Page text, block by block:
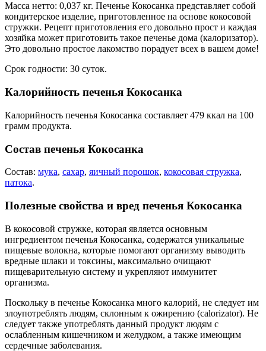
Масса нетто: 0,037 кг. Печенье Кокосанка представляет собой
кондитерское изделие, приготовленное на основе кокосовой
стружки. Рецепт приготовления его довольно прост и каждая
хозяйка может приготовить такое печенье дома (калоризатор).
Это довольно простое лакомство порадует всех в вашем доме!
Срок годности: 30 суток.
Калорийность печенья Кокосанка
Калорийность печенья Кокосанка составляет 479 ккал на 100
грамм продукта.
Состав печенья Кокосанка
Состав: мука, сахар, яичный порошок, кокосовая стружка,
патока.
Полезные свойства и вред печенья Кокосанка
В кокосовой стружке, которая является основным
ингредиентом печенья Кокосанка, содержатся уникальные
пищевые волокна, которые помогают организму выводить
вредные шлаки и токсины, максимально очищают
пищеварительную систему и укрепляют иммунитет
организма.
Поскольку в печенье Кокосанка много калорий, не следует им
злоупотреблять людям, склонным к ожирению (calorizator). Не
следует также употреблять данный продукт людям с
ослабленным кишечником и желудком, а также имеющим
сердечные заболевания.